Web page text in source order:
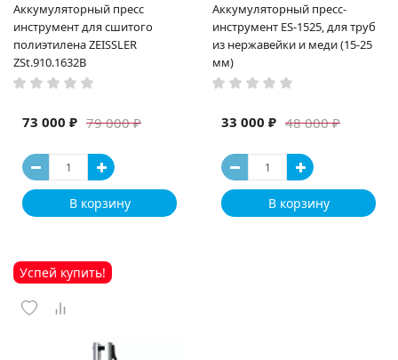
Аккумуляторный пресс
инструмент для сшитого
полиэтилена ZEISSLER
ZSt.910.1632B
79 000 ₽
73 000 ₽
В корзину
Аккумуляторный пресс-
инструмент ES-1525, для труб
из нержавейки и меди (15-25
мм)
48 000 ₽
33 000 ₽
В корзину
Успей купить!